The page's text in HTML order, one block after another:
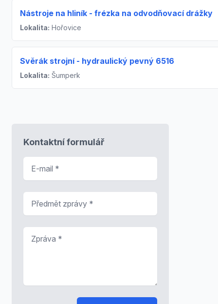
Nástroje na hliník - frézka na odvodňovací drážky
Lokalita: Hořovice
Svěrák strojní - hydraulický pevný 6516
Lokalita: Šumperk
Kontaktní formulář